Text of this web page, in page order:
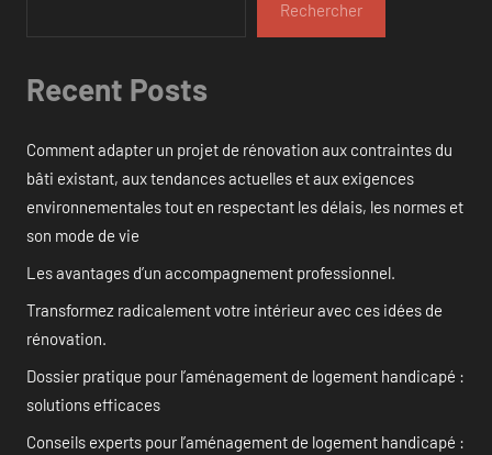
Rechercher
Recent Posts
Comment adapter un projet de rénovation aux contraintes du
bâti existant, aux tendances actuelles et aux exigences
environnementales tout en respectant les délais, les normes et
son mode de vie
Les avantages d’un accompagnement professionnel.
Transformez radicalement votre intérieur avec ces idées de
rénovation.
Dossier pratique pour l’aménagement de logement handicapé :
solutions efficaces
Conseils experts pour l’aménagement de logement handicapé :